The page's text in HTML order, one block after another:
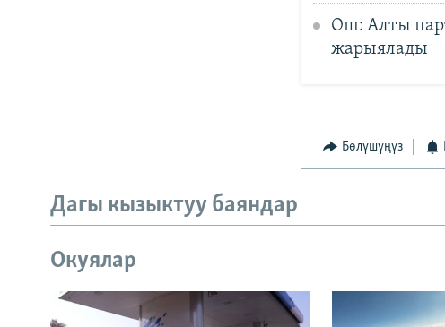
Ош: Алты
жарыялады
Бөлүшүңүз
Дагы кызыктуу баяндар
Окуялар